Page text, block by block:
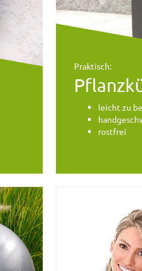
Praktisch:
leicht zu
rostfrei